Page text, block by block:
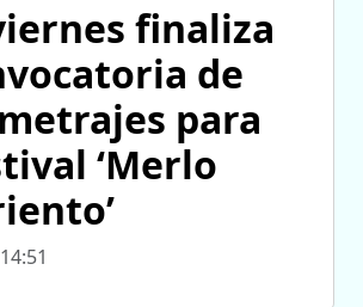
finaliza
de
para
‘Merlo